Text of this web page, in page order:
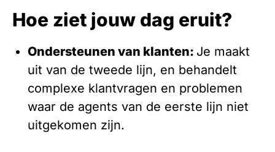
Hoe ziet jouw dag eruit?
Ondersteunen van klanten: Je maakt
uit van de tweede lijn, en behandelt
complexe klantvragen en problemen
waar de agents van de eerste lijn niet
uitgekomen zijn.